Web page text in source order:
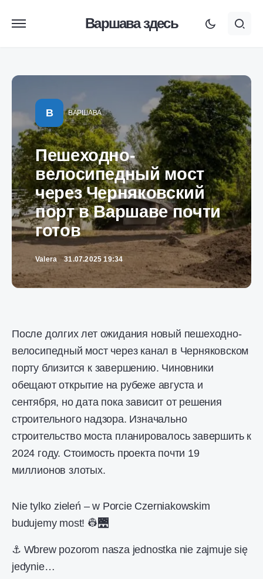
Варшава здесь
В ВАРШАВА
Пешеходно-
велосипедный мост
через Черняковский
порт в Варшаве почти
готов
Valera 31.07.2025 19:34
После долгих лет ожидания новый пешеходно-
велосипедный мост через канал в Черняковском
порту близится к завершению. Чиновники
обещают открытие на рубеже августа и
сентября, но дата пока зависит от решения
строительного надзора. Изначально
строительство моста планировалось завершить к
2024 году. Стоимость проекта почти 19
миллионов злотых.
Nie tylko zieleń – w Porcie Czerniakowskim
budujemy most! 👷🌉
⚓ Wbrew pozorom nasza jednostka nie zajmuje się
jedynie…